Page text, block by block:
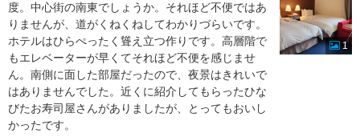
度。中心街の南東でしょうか。それほど不便ではあ
りませんが、道がくねくねしてわかりづらいです。
ホテルはひらぺったく聳え立つ作りです。高層階で
もエレベーターが早くてそれほど不便を感じませ
ん。南側に面した部屋だったので、夜景はきれいで
はありませんでした。近くに紹介してもらったひな
びたお寿司屋さんがありましたが、とってもおいし
かったです。
1